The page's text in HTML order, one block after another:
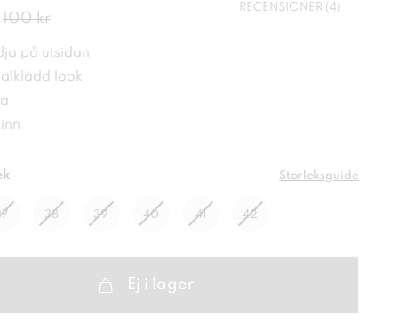
pris
100 kr
100 kr
RECENSIONER (4)
på utsidan
look
Storleksguide
38 39 40 41 42
Ej i lager